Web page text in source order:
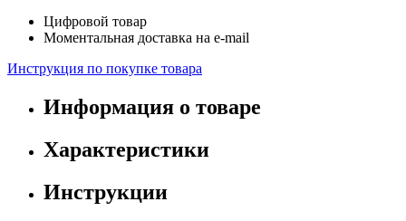
Цифровой товар
Моментальная доставка на e-mail
Инструкция по покупке товара
Информация о товаре
Характеристики
Инструкции